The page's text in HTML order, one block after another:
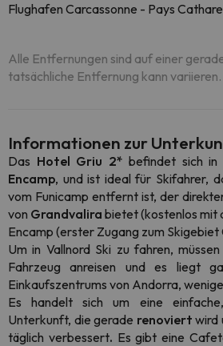
Flughafen Carcassonne - Pays
Alle Entfernungen sind auf einer
tatsächliche Entfernung kann variieren.
Informationen zur
Das Hotel Griu 2* befindet sich
Encamp, und ist ideal für Skifahrer,
vom Funicamp entfernt ist, der
von Grandvalira bietet (kostenlos mit
Encamp (erster Zugang zum Skigebiet
Um in Vallnord Ski zu fahren,
Fahrzeug anreisen und es liegt
Einkaufszentrums von Andorra,
Es handelt sich um eine
Unterkunft, die gerade renoviertwird
täglich verbessert. Es gibt eine